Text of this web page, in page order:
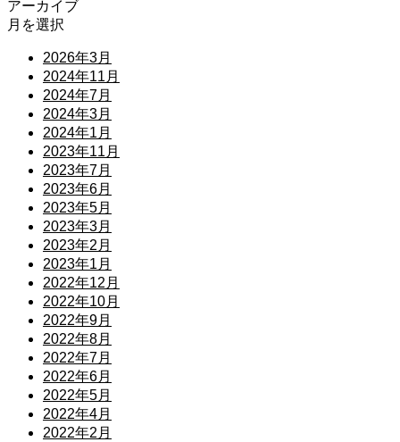
アーカイブ
月を選択
2026年3月
2024年11月
2024年7月
2024年3月
2024年1月
2023年11月
2023年7月
2023年6月
2023年5月
2023年3月
2023年2月
2023年1月
2022年12月
2022年10月
2022年9月
2022年8月
2022年7月
2022年6月
2022年5月
2022年4月
2022年2月